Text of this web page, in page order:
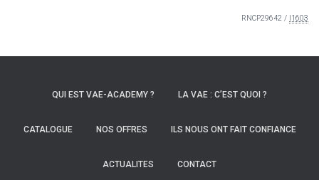
RNCP29642 / I1603
QUI EST VAE-ACADEMY ? LA VAE : C’EST QUOI ?
CATALOGUE NOS OFFRES ILS NOUS ONT FAIT CONFIANCE
ACTUALITES CONTACT